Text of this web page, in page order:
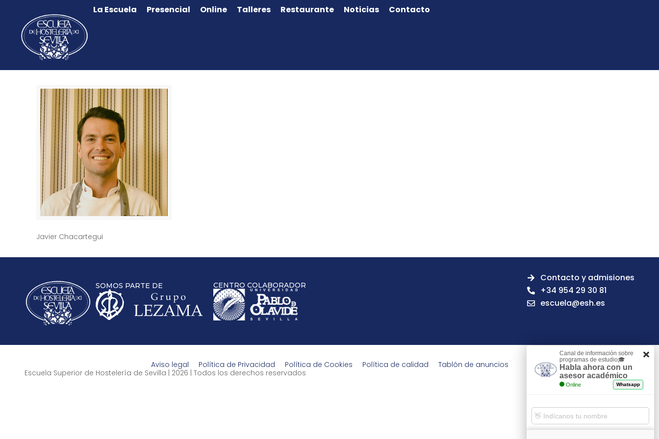
La Escuela Presencial Online Talleres Restaurante Noticias Contacto
Javier Chacartegui
SOMOS PARTE DE CENTRO COLABORADOR
Contacto y admisiones
+34 954 29 30 81
escuela@esh.es
Aviso legal Política de Privacidad Política de Cookies Política de calidad
Tablón de anuncios
Escuela Superior de Hostelería de Sevilla | 2026 | Todos los derechos reservados
Canal de información sobre
programas de estudio🎓
Habla ahora con un
asesor académico
Online Whatsapp